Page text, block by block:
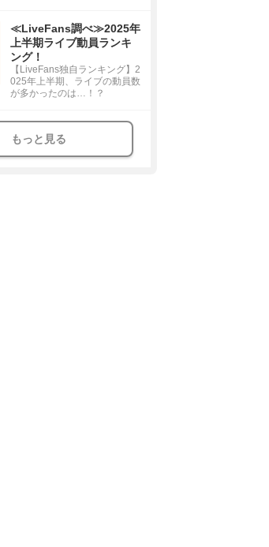
≪LiveFans調べ≫2025年
上半期ライブ動員ランキ
ング！
【LiveFans独自ランキング】2
025年上半期、ライブの動員数
が多かったのは…！？
もっと見る